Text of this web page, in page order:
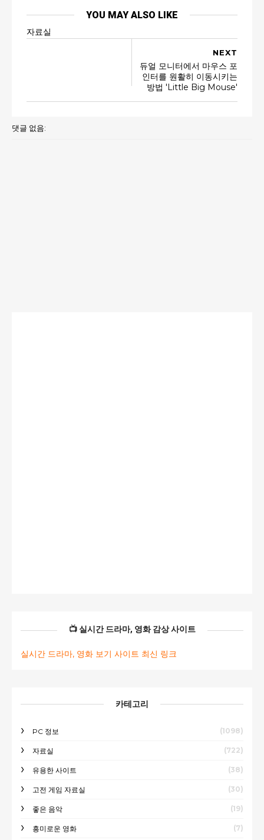
YOU MAY ALSO LIKE
자료실
NEXT
듀얼 모니터에서 마우스 포
인터를 원활히 이동시키는
방법 'Little Big Mouse'
댓글 없음:
📺 실시간 드라마, 영화 감상 사이트
실시간 드라마, 영화 보기 사이트 최신 링크
카테고리
PC 정보 (1098)
자료실 (722)
유용한 사이트 (38)
고전 게임 자료실 (30)
좋은 음악 (19)
흥미로운 영화 (7)